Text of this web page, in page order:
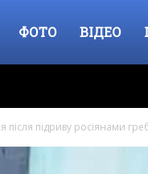
ФОТО ВІДЕО
підриву росіянами